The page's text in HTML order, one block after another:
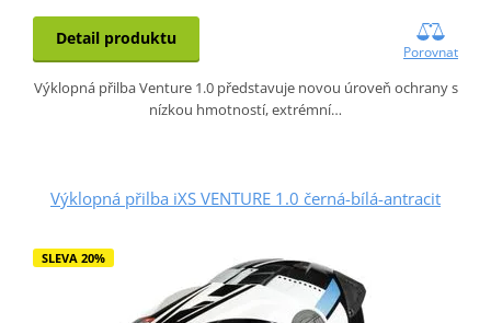
Detail produktu
Porovnat
Výklopná přilba Venture 1.0 představuje novou úroveň ochrany s
nízkou hmotností, extrémní…
Výklopná přilba iXS VENTURE 1.0 černá-bílá-antracit
SLEVA 20%